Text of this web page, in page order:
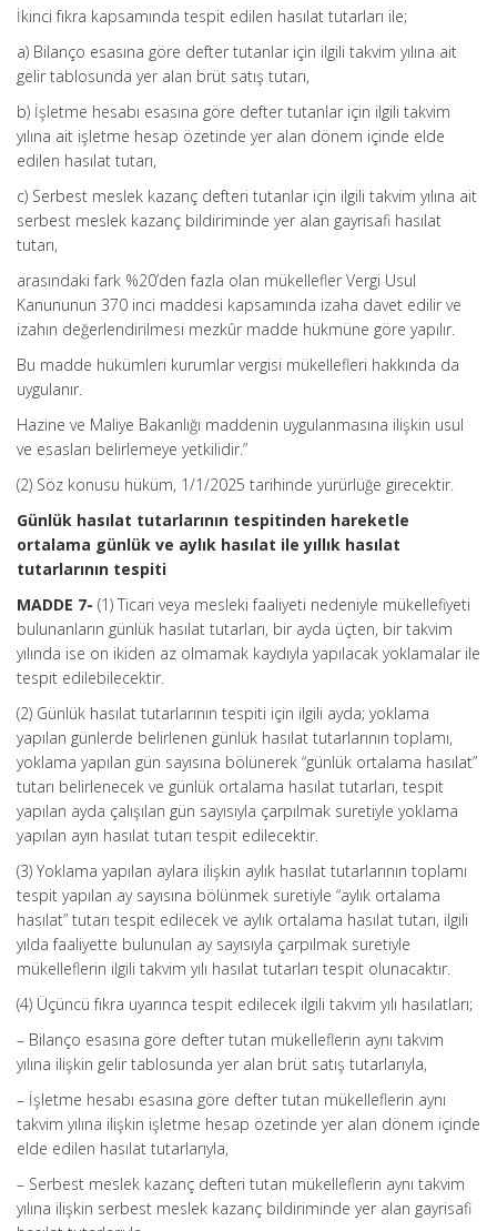
İkinci fıkra kapsamında tespit edilen hasılat tutarları ile;
a) Bilanço esasına göre defter tutanlar için ilgili takvim yılına ait
gelir tablosunda yer alan brüt satış tutarı,
b) İşletme hesabı esasına göre defter tutanlar için ilgili takvim
yılına ait işletme hesap özetinde yer alan dönem içinde elde
edilen hasılat tutarı,
c) Serbest meslek kazanç defteri tutanlar için ilgili takvim yılına ait
serbest meslek kazanç bildiriminde yer alan gayrisafi hasılat
tutarı,
arasındaki fark %20’den fazla olan mükellefler Vergi Usul
Kanununun 370 inci maddesi kapsamında izaha davet edilir ve
izahın değerlendirilmesi mezkûr madde hükmüne göre yapılır.
Bu madde hükümleri kurumlar vergisi mükellefleri hakkında da
uygulanır.
Hazine ve Maliye Bakanlığı maddenin uygulanmasına ilişkin usul
ve esasları belirlemeye yetkilidir.”
(2) Söz konusu hüküm, 1/1/2025 tarihinde yürürlüğe girecektir.
Günlük hasılat tutarlarının tespitinden hareketle
ortalama günlük ve aylık hasılat ile yıllık hasılat
tutarlarının tespiti
MADDE 7- (1) Ticari veya mesleki faaliyeti nedeniyle mükellefiyeti
bulunanların günlük hasılat tutarları, bir ayda üçten, bir takvim
yılında ise on ikiden az olmamak kaydıyla yapılacak yoklamalar ile
tespit edilebilecektir.
(2) Günlük hasılat tutarlarının tespiti için ilgili ayda; yoklama
yapılan günlerde belirlenen günlük hasılat tutarlarının toplamı,
yoklama yapılan gün sayısına bölünerek “günlük ortalama hasılat”
tutarı belirlenecek ve günlük ortalama hasılat tutarları, tespit
yapılan ayda çalışılan gün sayısıyla çarpılmak suretiyle yoklama
yapılan ayın hasılat tutarı tespit edilecektir.
(3) Yoklama yapılan aylara ilişkin aylık hasılat tutarlarının toplamı
tespit yapılan ay sayısına bölünmek suretiyle “aylık ortalama
hasılat” tutarı tespit edilecek ve aylık ortalama hasılat tutarı, ilgili
yılda faaliyette bulunulan ay sayısıyla çarpılmak suretiyle
mükelleflerin ilgili takvim yılı hasılat tutarları tespit olunacaktır.
(4) Üçüncü fıkra uyarınca tespit edilecek ilgili takvim yılı hasılatları;
– Bilanço esasına göre defter tutan mükelleflerin aynı takvim
yılına ilişkin gelir tablosunda yer alan brüt satış tutarlarıyla,
– İşletme hesabı esasına göre defter tutan mükelleflerin aynı
takvim yılına ilişkin işletme hesap özetinde yer alan dönem içinde
elde edilen hasılat tutarlarıyla,
– Serbest meslek kazanç defteri tutan mükelleflerin aynı takvim
yılına ilişkin serbest meslek kazanç bildiriminde yer alan gayrisafi